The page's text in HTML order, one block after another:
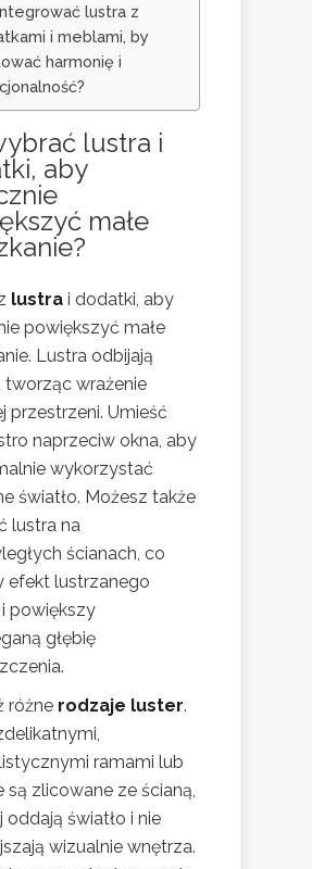
lustra z
i meblami, by
harmonię i
lustra i
aby
małe
lustra i dodatki, aby
powiększyć małe
Lustra odbijają
tworząc wrażenie
przestrzeni. Umieść
naprzeciw okna, aby
wykorzystać
światło. Możesz także
lustra na
ścianach, co
efekt lustrzanego
powiększy
głębię
różne rodzaje luster.
ramami lub
są zlicowane ze ścianą,
oddają światło i nie
wizualnie wnętrza.